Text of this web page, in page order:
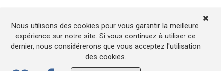
Nous utilisons des cookies pour vous garantir la meilleure
expérience sur notre site. Si vous continuez à utiliser ce
dernier, nous considérerons que vous acceptez l'utilisation
des cookies.